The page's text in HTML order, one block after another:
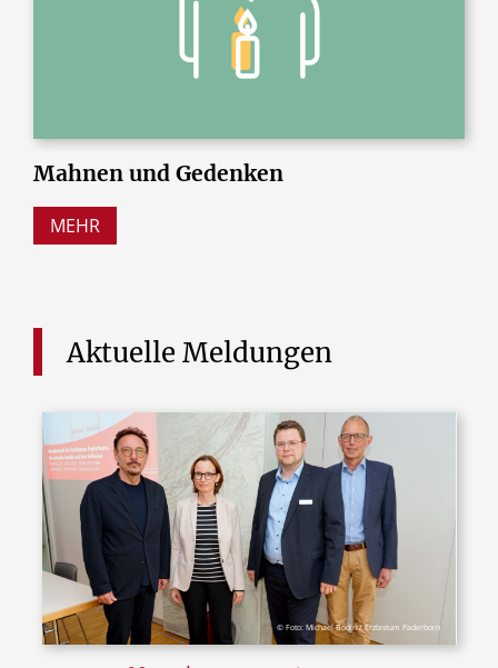
Mahnen und Gedenken
MEHR
Aktuelle Meldungen
© Foto: Michael Bodin / Erzbistum Paderborn